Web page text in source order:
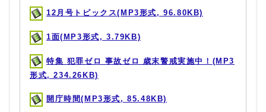
12月号トピックス(MP3形式, 96.80KB)
1面(MP3形式, 3.79KB)
特集 犯罪ゼロ 事故ゼロ 歳末警戒実施中！(MP3
形式, 234.26KB)
開庁時間(MP3形式, 85.48KB)